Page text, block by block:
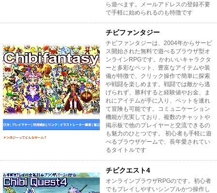
ら遊べます。メールアドレスの登録不要
で手軽に始められるのも特徴です
チビファンタジー
チビファンタジーは、2004年からサービ
ス開始された無料で遊べるブラウザ型オ
ンラインRPGです。かわいいキャラクタ
ーと多彩なペット、豊富なアイテムや装
備が特徴で、クリック操作で簡単に探索
や戦闘を楽しめます。戦闘では敵から逃
げられず、勝利すると経験値やお金、ま
れにアイテムが手に入り、ペットを連れ
て冒険も可能です。コミュニケーション
機能が充実しており、複数のチャットや
掲示板で他のプレイヤーと交流できるの
も魅力のひとつです。 初心者も手軽に遊
べるブラウザゲームで、長年愛されてい
るタイトルです
チビクエスト4
オンラインブラウザRPGのです。初心者
でもプレイしやすいシンプルかつ操作し